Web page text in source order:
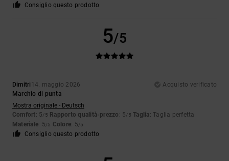
Consiglio questo prodotto
5/5
Dimitri 14. maggio 2026
Acquisto verificato
Marchio di punta
Mostra originale - Deutsch
Comfort: 5/5 Rapporto qualità-prezzo : 5/5 Taglia: Taglia perfetta
Materiale: 5/5 Colore: 5/5
Consiglio questo prodotto